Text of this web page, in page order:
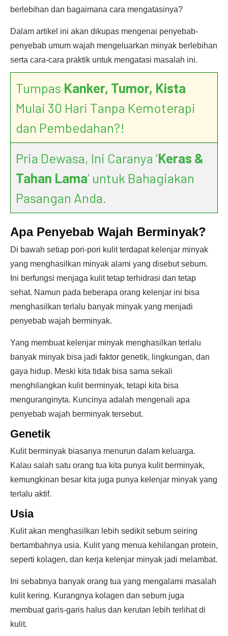
berlebihan dan bagaimana cara mengatasinya?
Dalam artikel ini akan dikupas mengenai penyebab-
penyebab umum wajah mengeluarkan minyak berlebihan
serta cara-cara praktik untuk mengatasi masalah ini.
Tumpas Kanker, Tumor, Kista
Mulai 30 Hari Tanpa Kemoterapi
dan Pembedahan?!
Pria Dewasa, Ini Caranya ‘Keras &
Tahan Lama’ untuk Bahagiakan
Pasangan Anda.
Apa Penyebab Wajah Berminyak?
Di bawah setiap pori-pori kulit terdapat kelenjar minyak
yang menghasilkan minyak alami yang disebut sebum.
Ini berfungsi menjaga kulit tetap terhidrasi dan tetap
sehat. Namun pada beberapa orang kelenjar ini bisa
menghasilkan terlalu banyak minyak yang menjadi
penyebab wajah berminyak.
Yang membuat kelenjar minyak menghasilkan terlalu
banyak minyak bisa jadi faktor genetik, lingkungan, dan
gaya hidup. Meski kita tidak bisa sama sekali
menghilangkan kulit berminyak, tetapi kita bisa
menguranginyta. Kuncinya adalah mengenali apa
penyebab wajah berminyak tersebut.
Genetik
Kulit berminyak biasanya menurun dalam keluarga.
Kalau salah satu orang tua kita punya kulit berminyak,
kemungkinan besar kita juga punya kelenjar minyak yang
terlalu aktif.
Usia
Kulit akan menghasilkan lebih sedikit sebum seiring
bertambahnya usia. Kulit yang menua kehilangan protein,
seperti kolagen, dan kerja kelenjar minyak jadi melambat.
Ini sebabnya banyak orang tua yang mengalami masalah
kulit kering. Kurangnya kolagen dan sebum juga
membuat garis-garis halus dan kerutan lebih terlihat di
kulit.